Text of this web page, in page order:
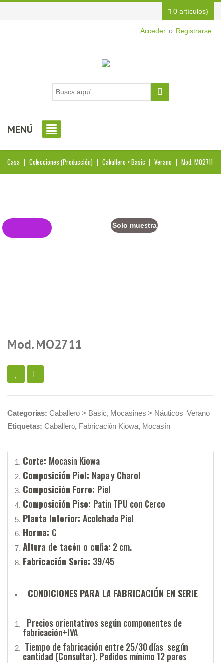
Acceder o Registrarse
0 artículos)
MENÚ
Casa | Colecciones (Producción) | Caballero > Basic | Verano | Mod. MO2711
Solo muestra
Mod. MO2711
Categorías: Caballero > Basic, Mocasines > Náuticos, Verano
Etiquetas: Caballero, Fabricación Kiowa, Mocasín
Corte: Mocasin Kiowa
Composición Piel: Napa y Charol
Composición Forro: Piel
Composición Piso: Patin TPU con Cerco
Planta Interior: Acolchada Piel
Horma: C
Altura de tacón o cuña: 2 cm.
Fabricación Serie: 39/45
CONDICIONES PARA LA FABRICACIÓN EN SERIE
Precios orientativos según componentes de
fabricación+IVA
Tiempo de fabricación entre 25/30 días según
cantidad (Consultar). Pedidos mínimo 12 pares